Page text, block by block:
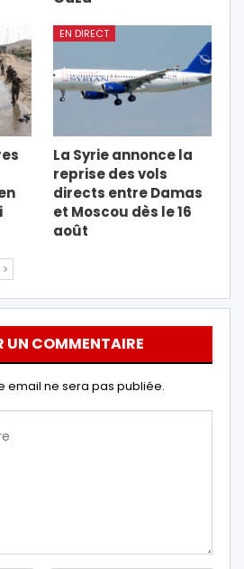
EN DIRECT
La Syrie annonce la
reprise des vols
directs entre Damas
et Moscou dès le 16
août
UN COMMENTAIRE
email ne sera pas publiée.